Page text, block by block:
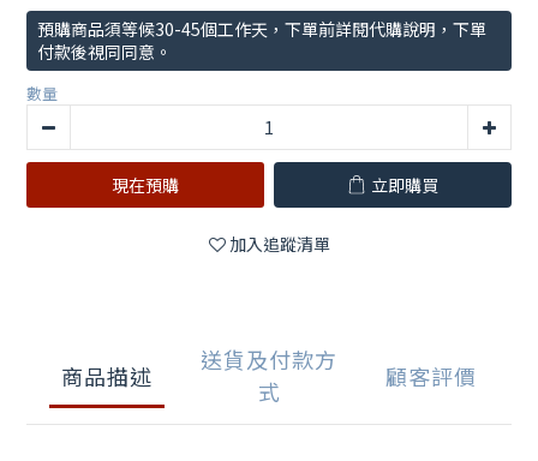
預購商品須等候30-45個工作天，下單前詳閱代購說明，下單
付款後視同同意。
數量
現在預購 立即購買
加入追蹤清單
商品描述
送貨及付款方
式
顧客評價